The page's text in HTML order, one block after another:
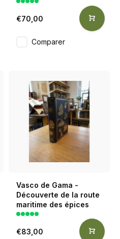
€70,00
Comparer
Vasco de Gama -
Découverte de la route
maritime des épices
€83,00